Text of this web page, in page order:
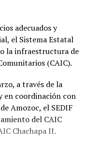
adecuados y
el Sistema Estatal
la infraestructura de
(CAIC).
a través de la
en coordinación con
Amozoc, el SEDIF
del CAIC
Chachapa II.